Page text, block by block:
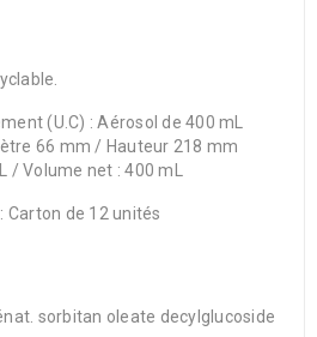
(U.C) : Aérosol de 400 mL
66 mm / Hauteur 218 mm
Volume net : 400 mL
Carton de 12 unités
sorbitan oleate decylglucoside